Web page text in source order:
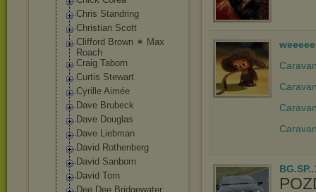
Chris Standring
Christian Scott
Clifford Brown ✶ Max
Roach
Craig Taborn
Curtis Stewart
Cyrille Aimée
Dave Brubeck
Dave Douglas
Dave Liebman
David Rothenberg
David Sanborn
David Torn
Dee Dee Bridgewater
weeeee